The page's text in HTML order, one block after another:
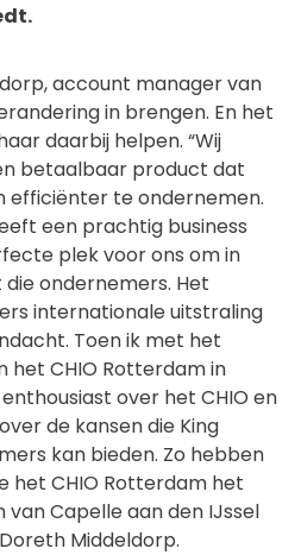
account manager van
in brengen. En het
daarbij helpen. “Wij
betaalbaar product dat
efficiënter te ondernemen.
een prachtig business
plek voor ons om in
ondernemers. Het
internationale uitstraling
Toen ik met het
CHIO Rotterdam in
over het CHIO en
de kansen die King
kan bieden. Zo hebben
het CHIO Rotterdam het
Capelle aan den IJssel
Middeldorp.